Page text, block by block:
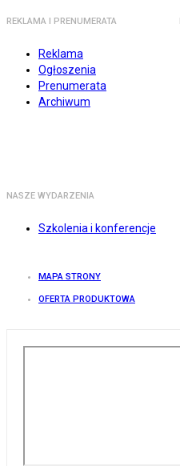
REKLAMA I PRENUMERATA
Reklama
Ogłoszenia
Prenumerata
Archiwum
NASZE WYDARZENIA
Szkolenia i konferencje
MAPA STRONY
OFERTA PRODUKTOWA